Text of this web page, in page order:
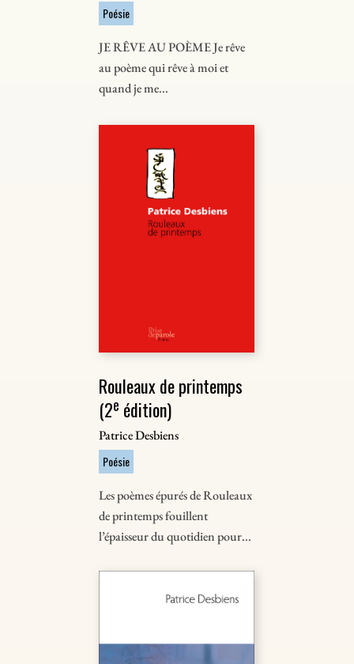
Poésie
JE RÊVE AU POÈME Je rêve
au poème qui rêve à moi et
quand je me...
Rouleaux de printemps
(2e édition)
Patrice Desbiens
Poésie
Les poèmes épurés de Rouleaux
de printemps fouillent
l’épaisseur du quotidien pour...